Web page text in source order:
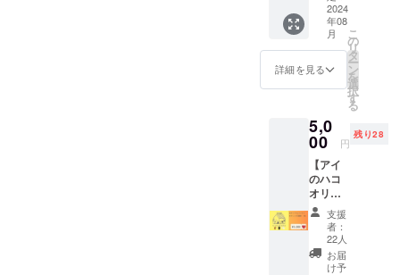
了承く
ださ
い。
承くだ
さい。
ーー
ル収穫
体験 ＋
りーー
日時：
2024年
12月7日
㈯
10:00
集合・
作業説
明
10:15
ローゼ
バナナ
産地：
沖縄県
南城市
※バナナ
届けす
る期間
が前後
する恐
れがご
ざいま
すがご
了承く
ださ
い。
めて直
筆にて
お礼状
をお送
りしま
す♪ ・
ドリン
券 1
枚 （※
有効期
限：
2025/10
/31）
2024
年08
月
詳細を見る
こ
の
リ
タ
ー
ン
を
選
択
す
る
5,0
00 円
残り28
【アイ
のハコ
オリジ
ナルＴ
シャツ
ターン
内容 ・
支援
者：
22人
お届
け予